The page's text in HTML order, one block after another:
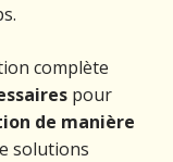
complète
pour
de manière
solutions